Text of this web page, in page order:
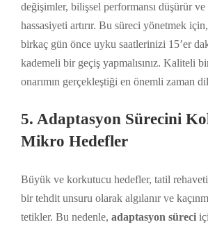
değişimler, bilişsel performansı düşürür
hassasiyeti artırır. Bu süreci yönetmek
birkaç gün önce uyku saatlerinizi 15’er
kademeli bir geçiş yapmalısınız. Kaliteli
onarımın gerçekleştiği en önemli zaman
5. Adaptasyon Sürecini
Mikro Hedefler
Büyük ve korkutucu hedefler, tatil
bir tehdit unsuru olarak algılanır ve
tetikler. Bu nedenle, adaptasyon süreci